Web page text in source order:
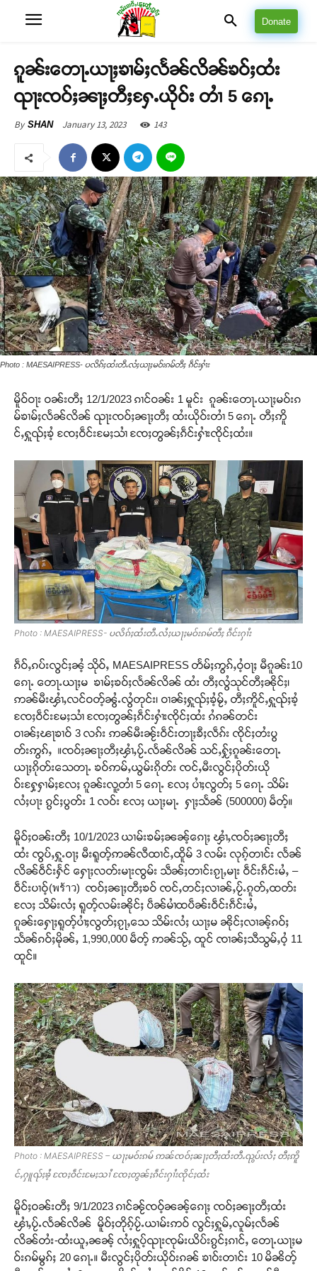
Donate
ၵူၼ်းတေႃႉယႃႈၶၢမ်ႈလႅၼ်လိၼ်ၶဝ်ႈထႆး
ၺႃးၸဝ်ႈၼႃႈတီႈႁႄႉယိုဝ်း တၢႆ 5 ၵေႃႉ
By SHAN January 13, 2023 143
Photo : MAESAIPRESS- ပလိၵ်ႈထႆးတီႉလႆႈယႃႈမဝ်းၵမ်တီႈ ၵဵင်းႁၢႆး
မိူဝ်ဝႃး ဝၼ်းတီႈ 12/1/2023 ၵၢင်ဝၼ်း 1 မူင်း ၵူၼ်းတေႃႉယႃႈမဝ်းၵ
မ်ၶၢမ်ႈလႅၼ်လိၼ် ၺႃးၸဝ်ႈၼႃႈတီႈ ထႆးယိုဝ်းတၢႆ 5 ၵေႃႉ တီႈဢိူ
င်ႇႁူၺ်ႈၶႆ့ ၸႄႈဝဵင်းမႄႈသၢႆ ၸႄႈတွၼ်ႈၵဵင်းႁၢႆးၸိုင်ႈထႆး။
Photo : MAESAIPRESS- ပလိၵ်ႈထႆးတီႉလႆႈယႃႈမဝ်းၵမ်တီႈ ၵဵင်းႁၢႆး
ၵဵဝ်ႇၵပ်းလွင်ႈၼႆ့ သိုဝ်ႇ MAESAIPRESS တႅမ်ႈဢွၵ်ႇဝႆ့ဝႃႈ မီၵူၼ်း10
ၵေႃႉ တေႃႉယႃႈမ ၶၢမ်ႈၶဝ်ႈလႅၼ်လိၼ် ထႆး တီႈလွႆသုင်တီႈၼိုင်ႈ၊
ဢၼ်မီးၾၢႆႇလင်ဝတ့်ၼွႆႉလွႆတုင်း၊ ဝၢၼ်ႈႁူၺ်ႈၶႆ့မႂ်ႇ တီႈဢိူင်ႇႁူၺ်ႈၶႆ့
ၸႄႈဝဵင်းမႄႈသၢႆ ၸႄႈတွၼ်ႈၵဵင်းႁၢႆးၸိုင်ႈထႆး ၵႆၵၼ်တင်း
ဝၢၼ်ႈၽႃၶၢဝ် 3 လၵ်း ဢၼ်မီးၼႂ်းဝဵင်းတႃႈၶီႈလဵၵ်း ၸိုင်ႈတႆးပွ
တ်းဢွၵ်ႇ ။ၸဝ်ႈၼႃႈတီႈၾၢႆႇပႂ်ႉလႅၼ်လိၼ် သင်ႇႁႂ်ႈၵူၼ်းတေႃႉ
ယႃႈၵိုတ်းသေတႃႉ ၶဝ်ဢမ်ႇယွမ်းၵိုတ်း ၸင်ႇမီးလွင်ႈပိုတ်းယို
ဝ်းႁႄ့ႁၢမ်ႈလႄႈ ၵူၼ်းလူ့တၢႆ 5 ၵေႃႉ လႄႈ ပၢႆႈလွတ်ႈ 5 ၵေႃႉ သိမ်း
လႆႈပႃး ၵွင်ႈပွတ်း 1 လဝ်း လႄႈ ယႃႈမႃႉ ႁႃႈသႅၼ် (500000) မဵတ့်။
မိူဝ်ႈဝၼ်းတီႈ 10/1/2023 ယၢမ်းၶမ်ႈၼၼ့်ၵေႃႈ ၾၢႆႇၸဝ်ႈၼႃႈတီႈ
ထႆး ၸွပ်ႇႁူႉဝႃႈ မီးရူတ့်ဢၼ်လီထၢင်ႇထိူမ် 3 လမ်း လုၵ့်တၢင်း လႅၼ်
လိၼ်ဝဵင်းႁႅင် ႁေႃႈလတ်းမႃးၸွမ်း သဵၼ်ႈတၢင်းၵႂႃႇမႃး ဝဵင်းၵဵင်းမႆႇ –
ဝဵင်းပၢဝ့်(พร้าว) ၸဝ်ႈၼႃႈတီႈၶဝ် ၸင်ႇတင်ႈလၢၼ်ႇပႂ်ႉၵူတ်ႇထတ်း
လႄႈ သိမ်းလႆႈ ရူတ့်လမ်းၼိုင်ႈ ပဵၼ်မၢႆထပဵၼ်းဝဵင်းၵဵင်းမႆႇ
ၵူၼ်းႁေႃႈရူတ့်ပၢႆႈလွတ်ႈၵႂႃႇသေ သိမ်းလႆႈ ယႃႈမ ၼိုင်ႈလၢၼ့်ၵဝ်ႈ
သႅၼ်ၵဝ်ႈမိုၼ်ႇ 1,990,000 မဵတ့် ဢၼ်သႂ်ႇ ထူင် ၸၢၼ်ႈသီသွမ်ႇဝႆ့ 11
ထူင်။
Photo : MAESAIPRESS – ယႃႈမဝ်းၵမ် ဢၼ်ၸဝ်ႈၼႃႈတီႈထႆးတီႉၺွပ်းလႆႈ တီႈဢိူ
င်ႇႁူၺ်ႈၶႆ့ ၸႄႈဝဵင်းမႄႈသၢႆ ၸႄႈတွၼ်ႈၵဵင်းႁၢႆးၸိုင်ႈထႆး
မိူဝ်ႈဝၼ်းတီႈ 9/1/2023 ၵၢင်ၼႂ်ၸဝ့်ၼၼ့်ၵေႃႈ ၸဝ်ႈၼႃႈတီႈထႆး
ၾၢႆႇပႂ်ႉလႅၼ်လိၼ် မိူဝ်ႈတိုၵ့်ပႂ်ႉယၢမ်းဢဝ် လွင်ႈႁူမ်ႇလူမ်ႈလႅၼ်
လိၼ်တႆး-ထႆးယူႇၼၼ့် လႆႈႁူပ့်ၺႃးၸုမ်းယိပ်းၵွင်ႈၵၢင်ႇ တေႃႉယႃႈမ
ဝ်းၵမ်မွၵ်ႈ 20 ၵေႃႉ။ မီးလွင်ႈပိုတ်းယိုဝ်းၵၼ် ၶၢဝ်းတၢင်း 10 မိၼိတ့်